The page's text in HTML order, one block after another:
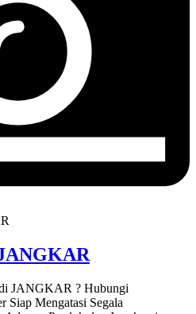
JANGKAR ? Hubungi
Siap Mengatasi Segala